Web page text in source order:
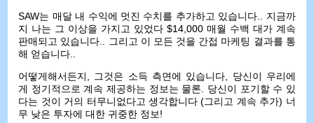
SAW는 매달 내 수익에 멋진 수치를 추가하고 있습니다.. 지금까
지 나는 그 이상을 가지고 있었다 $14,000 매월 수백 대가 계속
판매되고 있습니다.. 그리고 이 모든 것을 간접 마케팅 결과를 통
해 얻습니다..
어떻게해서든지, 그것은 소득 측면에 있습니다, 당신이 우리에
게 정기적으로 계속 제공하는 정보는 물론. 당신이 포기할 수 있
다는 것이 거의 터무니없다고 생각합니다 (그리고 계속 추가) 너
무 낮은 투자에 대한 귀중한 정보!